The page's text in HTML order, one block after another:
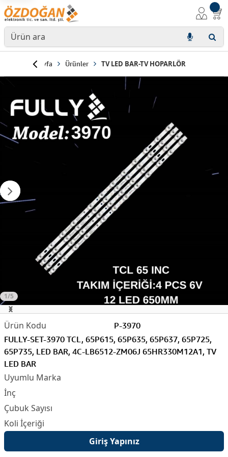
Anasayfa Ürünler TV LED BAR-TV HOPARLÖR
1/5
P-3970
FULLY-SET-3970 TCL, 65P615, 65P635, 65P637, 65P725,
65P735, LED BAR, 4C-LB6512-ZM06J 65HR330M12A1, TV
LED BAR
Giriş Yapınız